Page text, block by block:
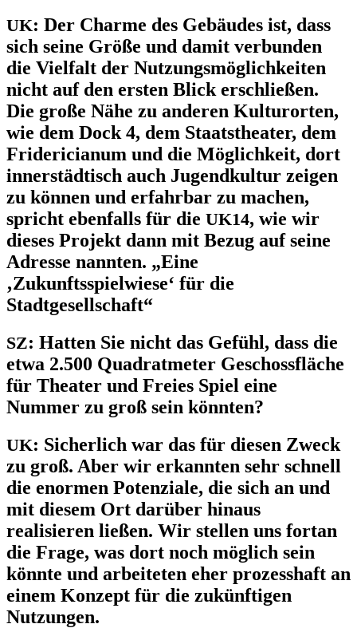
UK: Der Charme des Gebäudes ist, dass
sich seine Größe und damit verbunden
die Vielfalt der Nutzungsmöglichkeiten
nicht auf den ersten Blick erschließen.
Die große Nähe zu anderen Kulturorten,
wie dem Dock 4, dem Staatstheater, dem
Fridericianum und die Möglichkeit, dort
innerstädtisch auch Jugendkultur zeigen
zu können und erfahrbar zu machen,
spricht ebenfalls für die UK14, wie wir
dieses Projekt dann mit Bezug auf seine
Adresse nannten. „Eine
‚Zukunftsspielwiese‘ für die
Stadtgesellschaft“
SZ: Hatten Sie nicht das Gefühl, dass die
etwa 2.500 Quadratmeter Geschossfläche
für Theater und Freies Spiel eine
Nummer zu groß sein könnten?
UK: Sicherlich war das für diesen Zweck
zu groß. Aber wir erkannten sehr schnell
die enormen Potenziale, die sich an und
mit diesem Ort darüber hinaus
realisieren ließen. Wir stellen uns fortan
die Frage, was dort noch möglich sein
könnte und arbeiteten eher prozesshaft an
einem Konzept für die zukünftigen
Nutzungen.